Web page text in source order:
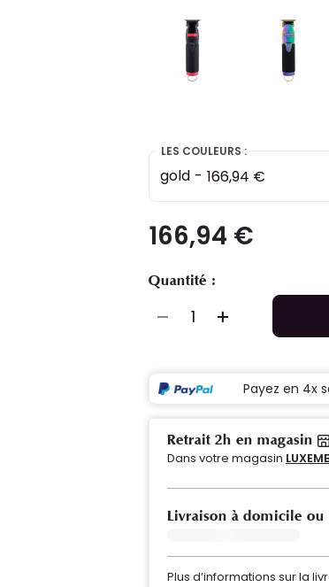
LES COULEURS :
gold - 166,94 €
166,94 €
Quantité :
Payez en 4x
Retrait 2h en magasin
Dans votre magasin
Livraison à domicile
Plus d’informations sur la